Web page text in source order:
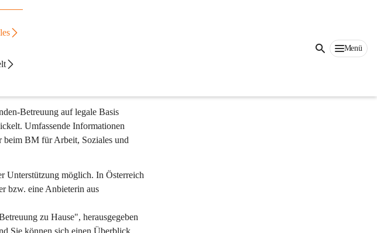
Menü
in den eigenen vier
die Möglichkeit hat, ihr Leben in der
Betreuung auf legale Basis
Umfassende Informationen
beim BM für Arbeit, Soziales und
Unterstützung möglich. In Österreich
bzw. eine Anbieterin aus
zu Hause", herausgegeben
Sie können sich einen Überblick